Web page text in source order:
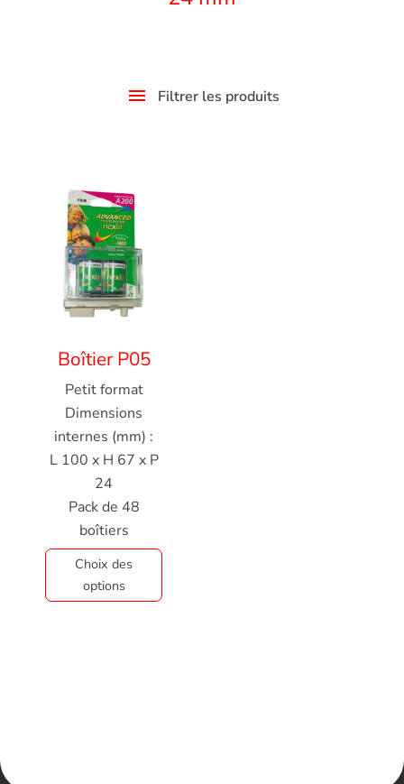
Filtrer les produits
Boîtier P05
Petit format
Dimensions
internes (mm) :
L 100 x H 67 x P
24
Pack de 48
boîtiers
Choix des
options